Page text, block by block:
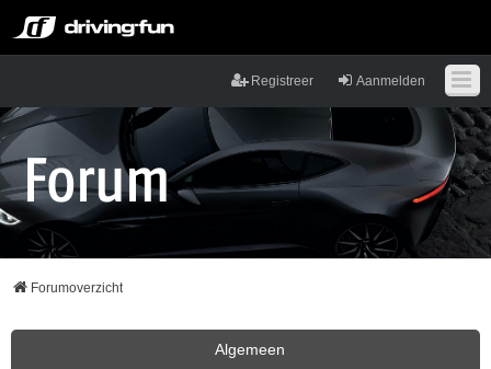
Aanmelden
Registreer
Forumoverzicht
Algemeen